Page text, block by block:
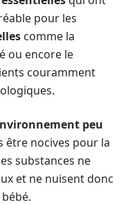
pour les
comme la
ou encore le
couramment
peu
être nocives pour la
substances ne
et ne nuisent donc